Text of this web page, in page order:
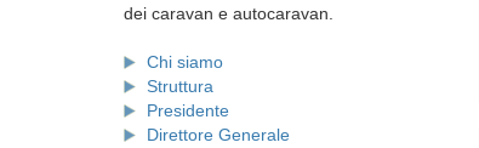
dei caravan e autocaravan.
Chi siamo
Struttura
Presidente
Direttore Generale